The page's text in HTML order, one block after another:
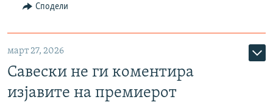
Сподели
март 27, 2026
Савески не ги коментира
изјавите на премиерот